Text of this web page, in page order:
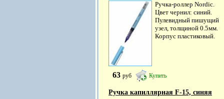
Ручка-роллер Nordic.
Цвет чернил: синий.
Пулевидный пишущий
узел, толщиной 0.5мм.
Корпус пластиковый.
63 руб Купить
Ручка капиллярная F-15, синяя